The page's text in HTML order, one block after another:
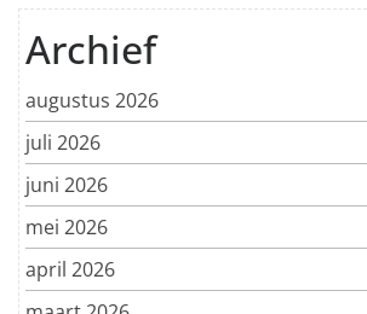
Archief
augustus 2026
juli 2026
juni 2026
mei 2026
april 2026